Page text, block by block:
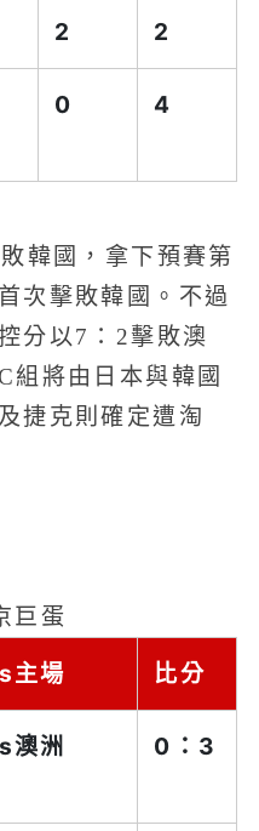
2 2
0 4
韓國，拿下預賽第
次擊敗韓國。不過
分以7：2擊敗澳
組將由日本與韓國
捷克則確定遭淘
巨蛋
主場 比分
澳洲 0：3